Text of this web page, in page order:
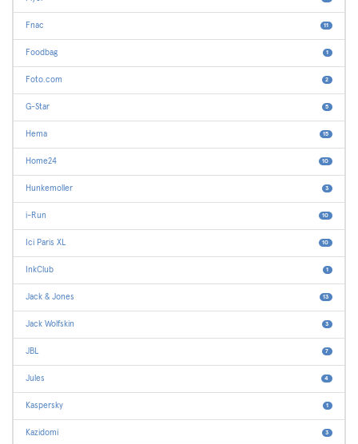
Fnac 11
Foodbag 1
Foto.com 2
G-Star 5
Hema 15
Home24 10
Hunkemoller 3
i-Run 10
Ici Paris XL 10
InkClub 1
Jack & Jones 13
Jack Wolfskin 3
JBL 7
Jules 4
Kaspersky 1
Kazidomi 3